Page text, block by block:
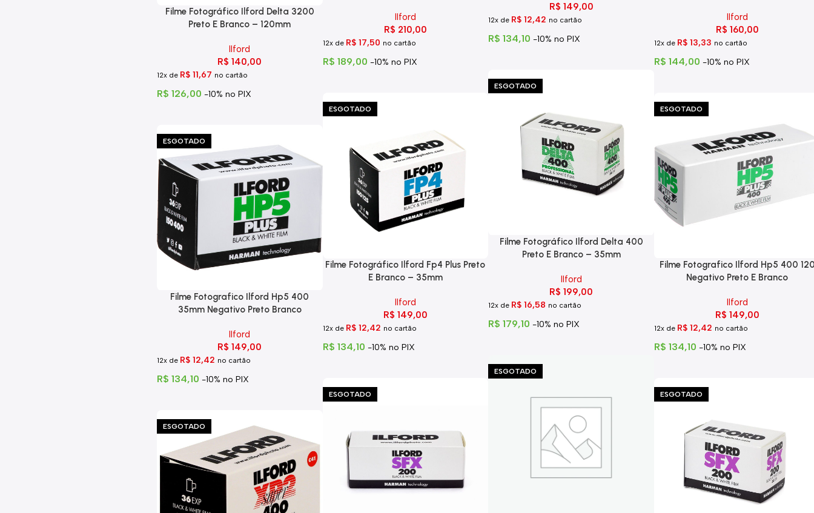
Ilford
R$ 160,00
12x de R$ 13,33 no cartão
R$ 144,00 -10% no PIX
Filme Fotográfico Ilford Delta 3200
Preto E Branco – 120mm
Ilford
R$ 140,00
12x de R$11,67 no cartão
R$ 126,00 -10% no PIX
Ilford
R$ 210,00
12x de R$17,50 no cartão
R$ 189,00 -10% no PIX
R$ 149,00
12x de R$ 12,42 no cartão
R$ 134,10 -10% no PIX
ESGOTADO
Filme Fotográfico Ilford Delta 400
Preto E Branco – 35mm
Ilford
R$ 199,00
12x de R$ 16,58 no cartão
R$ 179,10 -10% no PIX
ESGOTADO
Filme Fotográfico Ilford Fp4 Plus Preto
E Branco – 35mm
Ilford
R$ 149,00
12x de R$12,42 no cartão
R$ 134,10 -10% no PIX
ESGOTADO
Filme Fotografico Ilford Hp5 400
Negativo Preto E Branco
Ilford
R$ 149,00
12x de R$ 12,42 no cartão
R$ 134,10 -10% no PIX
ESGOTADO
Filme Fotografico Ilford Hp5 400
35mm Negativo Preto Branco
Ilford
R$ 149,00
12x de R$12,42 no cartão
R$ 134,10 -10% no PIX
ESGOTADO
ESGOTADO ESGOTADO
ESGOTADO